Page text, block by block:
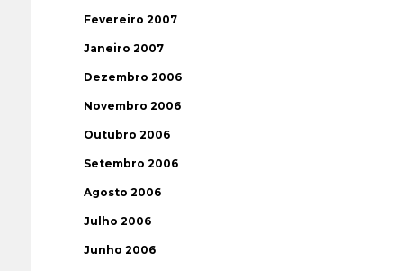
Fevereiro 2007
Janeiro 2007
Dezembro 2006
Novembro 2006
Outubro 2006
Setembro 2006
Agosto 2006
Julho 2006
Junho 2006